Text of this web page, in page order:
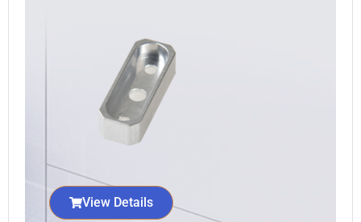
View Details